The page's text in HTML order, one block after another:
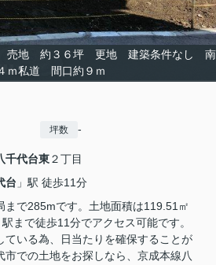
売地 約３６坪 更地 建築条件なし 南
ｍ私道 間口約９ｍ
坪数 -
千代台東２丁目
台 」駅 徒歩11分
まで285mです。土地面積は119.51㎡
まで徒歩11分でアクセス可能です。
ている為、日当たりを確保することが
市での土地をお探しなら、京成本線八